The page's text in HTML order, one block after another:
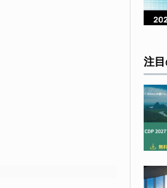
注